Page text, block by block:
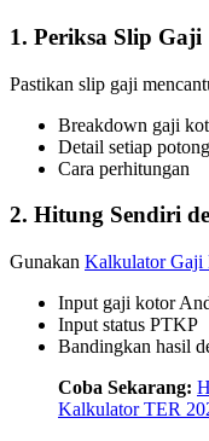
1. Periksa Slip Gaji
Pastikan slip gaji
Breakdown gaji
Detail setiap
Cara perhitungan
2. Hitung Sendiri
Gunakan Kalkulator Gaji
Input gaji kotor
Input status PTKP
Bandingkan hasil
Coba Sekarang:
Kalkulator TER